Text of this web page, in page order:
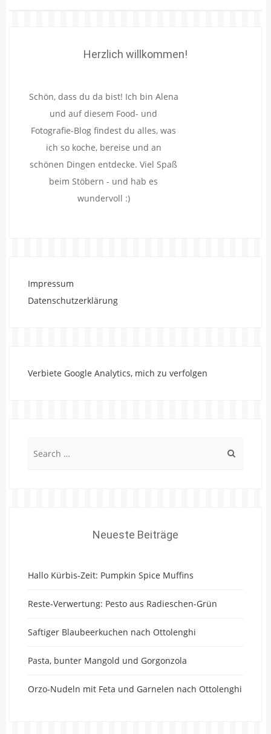
Herzlich willkommen!
Schön, dass du da bist! Ich bin Alena
und auf diesem Food- und
Fotografie-Blog findest du alles, was
ich so koche, bereise und an
schönen Dingen entdecke. Viel Spaß
beim Stöbern - und hab es
wundervoll :)
Impressum
Datenschutzerklärung
Verbiete Google Analytics, mich zu verfolgen
Neueste Beiträge
Hallo Kürbis-Zeit: Pumpkin Spice Muffins
Reste-Verwertung: Pesto aus Radieschen-Grün
Saftiger Blaubeerkuchen nach Ottolenghi
Pasta, bunter Mangold und Gorgonzola
Orzo-Nudeln mit Feta und Garnelen nach Ottolenghi